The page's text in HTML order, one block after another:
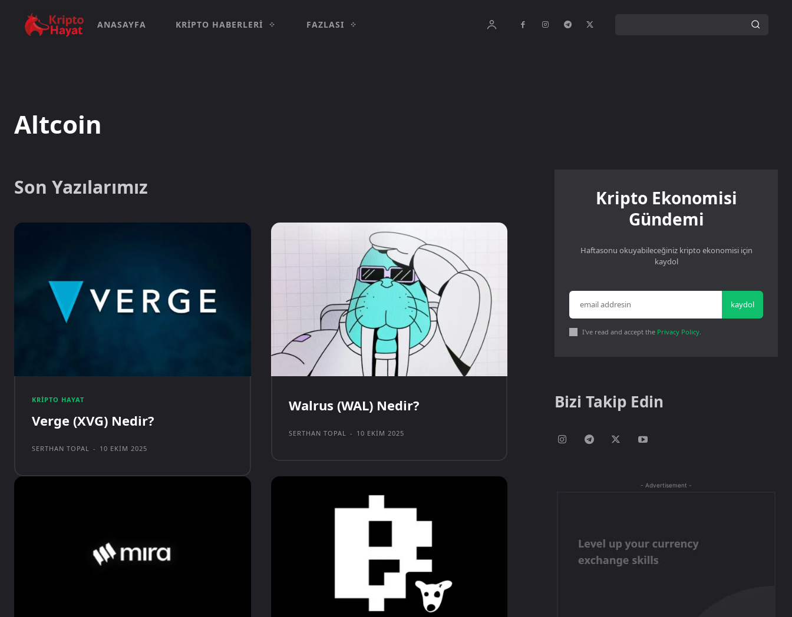
ANASAYFA KRIPTO HABERLERI FAZLASI
Altcoin
Son Yazılarımız
KRIPTO HAYAT
Verge (XVG) Nedir?
SERTHAN TOPAL - 10 EKIM 2025
Walrus (WAL) Nedir?
SERTHAN TOPAL - 10 EKIM 2025
Kripto Ekonomisi
Gündemi
Haftasonu okuyabileceğiniz kripto ekonomisi için
kaydol
kaydol
I've read and accept the Privacy Policy.
Bizi Takip Edin
- Advertisement -